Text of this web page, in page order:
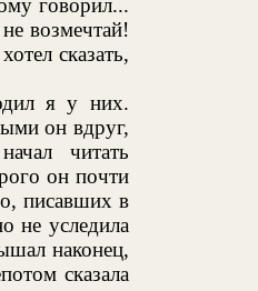
говорил...
возмечтай!
сказать,
я у них.
он вдруг,
читать
он почти
писавших в
не уследила
наконец,
сказала